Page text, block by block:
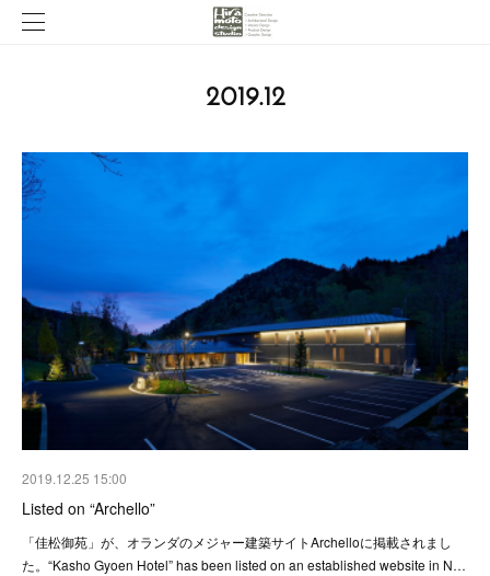
2019.12
2019.12.25 15:00
Listed on “Archello”
「佳松御苑」が、オランダのメジャー建築サイトArchelloに掲載されまし
た。“Kasho Gyoen Hotel” has been listed on an established website in N…